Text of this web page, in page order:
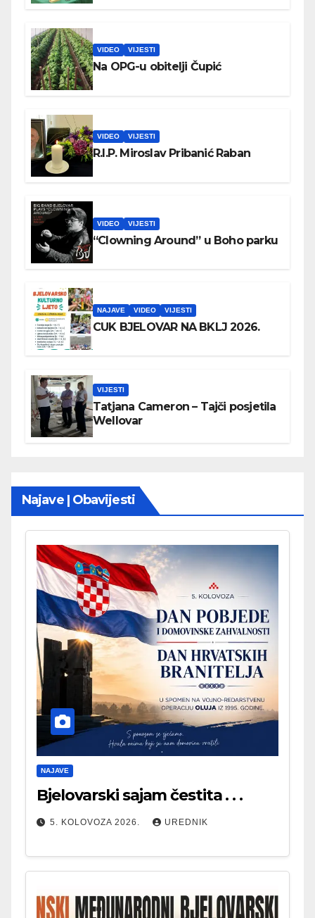
VIDEO VIJESTI
Na OPG-u obitelji Čupić
VIDEO VIJESTI
R.I.P. Miroslav Pribanić Raban
VIDEO VIJESTI
“Clowning Around” u Boho parku
NAJAVE VIDEO VIJESTI
CUK BJELOVAR NA BKLJ 2026.
VIJESTI
Tatjana Cameron – Tajči posjetila
Wellovar
Najave | Obavijesti
NAJAVE
Bjelovarski sajam čestita . . .
5. KOLOVOZA 2026. UREDNIK